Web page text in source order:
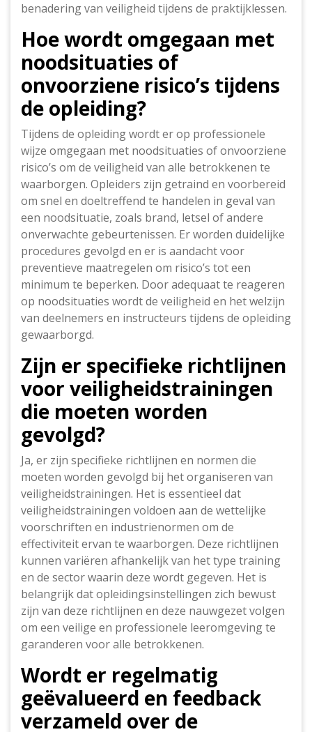
benadering van veiligheid tijdens de praktijklessen.
Hoe wordt omgegaan met
noodsituaties of
onvoorziene risico’s tijdens
de opleiding?
Tijdens de opleiding wordt er op professionele
wijze omgegaan met noodsituaties of onvoorziene
risico’s om de veiligheid van alle betrokkenen te
waarborgen. Opleiders zijn getraind en voorbereid
om snel en doeltreffend te handelen in geval van
een noodsituatie, zoals brand, letsel of andere
onverwachte gebeurtenissen. Er worden duidelijke
procedures gevolgd en er is aandacht voor
preventieve maatregelen om risico’s tot een
minimum te beperken. Door adequaat te reageren
op noodsituaties wordt de veiligheid en het welzijn
van deelnemers en instructeurs tijdens de opleiding
gewaarborgd.
Zijn er specifieke richtlijnen
voor veiligheidstrainingen
die moeten worden
gevolgd?
Ja, er zijn specifieke richtlijnen en normen die
moeten worden gevolgd bij het organiseren van
veiligheidstrainingen. Het is essentieel dat
veiligheidstrainingen voldoen aan de wettelijke
voorschriften en industrienormen om de
effectiviteit ervan te waarborgen. Deze richtlijnen
kunnen variëren afhankelijk van het type training
en de sector waarin deze wordt gegeven. Het is
belangrijk dat opleidingsinstellingen zich bewust
zijn van deze richtlijnen en deze nauwgezet volgen
om een veilige en professionele leeromgeving te
garanderen voor alle betrokkenen.
Wordt er regelmatig
geëvalueerd en feedback
verzameld over de